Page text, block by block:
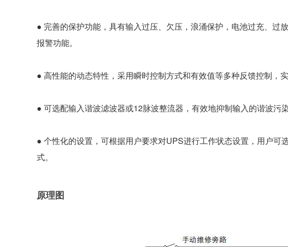
● 完善的保护功能，具有输入过压、欠压，浪涌保护，电池过充、过
报警功能。
● 高性能的动态特性，采用瞬时控制方式和有效值等多种反馈控制，
● 可选配输入谐波滤波器或12脉波整流器，有效地抑制输入的谐波污
● 个性化的设置，可根据用户要求对UPS进行工作状态设置，用户
式。
原理图